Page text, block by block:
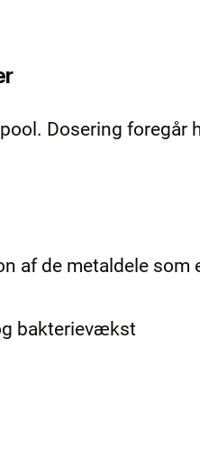
Dosering foregår
af de metaldele som
bakterievækst